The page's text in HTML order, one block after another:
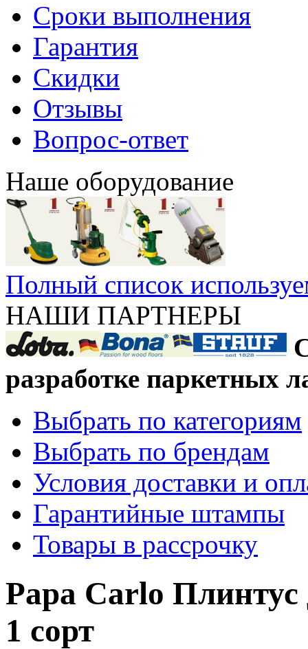
Сроки выполнения
Гарантия
Скидки
Отзывы
Вопрос-ответ
Наше оборудование
Полный список
НАШИ ПАРТНЕРЫ
разработке паркетных
Выбрать по категориям
Выбрать по брендам
Условия доставки и
Гарантийные штампы
Товары в рассрочку
Papa Carlo
1 сорт